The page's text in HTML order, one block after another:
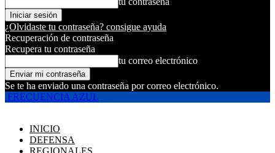
¿Olvidaste tu contraseña? consigue ayuda
Recuperación de contraseña
Recupera tu contraseña
tu correo electrónico
Se te ha enviado una contraseña por correo electrónico.
FRECUENCIA AZUL
INICIO
DEFENSA
REGIONALES